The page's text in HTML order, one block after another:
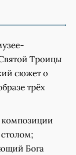
Троицы
сюжет о
трёх
композиции
Бога